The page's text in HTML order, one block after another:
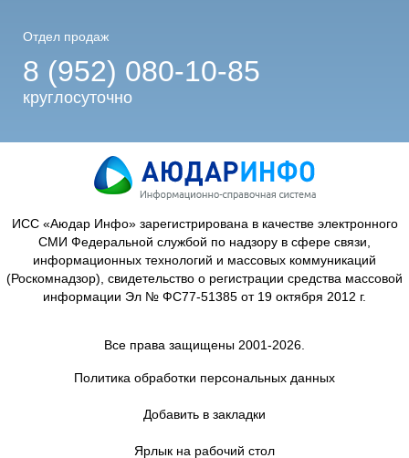
Отдел продаж
8 (952) 080-10-85
круглосуточно
ИСС «Аюдар Инфо» зарегистрирована в качестве электронного
СМИ Федеральной службой по надзору в сфере связи,
информационных технологий и массовых коммуникаций
(Роскомнадзор), свидетельство о регистрации средства массовой
информации Эл № ФС77-51385 от 19 октября 2012 г.
Все права защищены 2001-2026.
Политика обработки персональных данных
Добавить в закладки
Ярлык на рабочий стол